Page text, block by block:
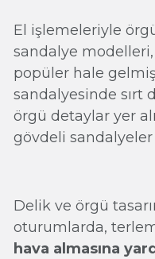
El işlemeleriyle
sandalye
popüler hale
sandalyesinde sırt
örgü detaylar yer
gövdeli
Delik ve örgü
oturumlarda,
hava almasına